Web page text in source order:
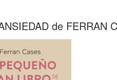
de FERRAN